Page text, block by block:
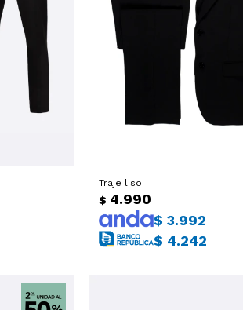
Traje liso
$ 4.990
$ 3.992
$ 4.242